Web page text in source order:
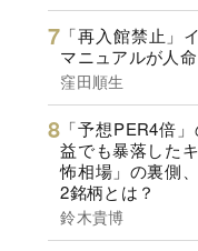
「再入館禁止」
マニュアルが人
窪田順生
「予想PER4倍
益でも暴落した
怖相場」の裏側
2銘柄とは？
鈴木貴博